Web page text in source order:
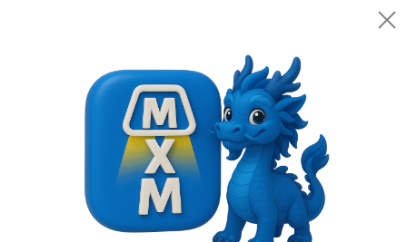
Открыть
Категории Светильники
Люстры